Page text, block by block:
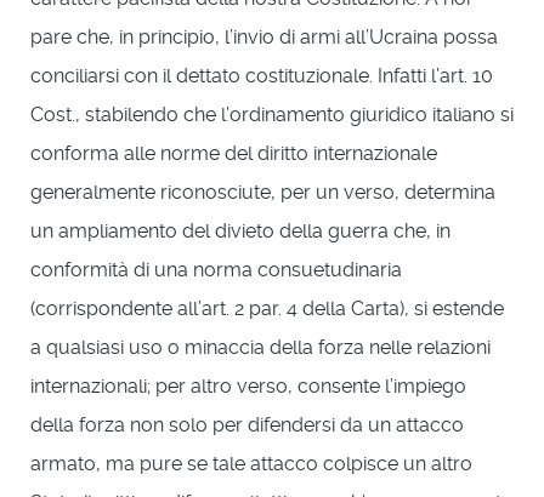
pare che, in principio, l’invio di armi all’Ucraina possa
conciliarsi con il dettato costituzionale. Infatti l’art. 10
Cost., stabilendo che l’ordinamento giuridico italiano si
conforma alle norme del diritto internazionale
generalmente riconosciute, per un verso, determina
un ampliamento del divieto della guerra che, in
conformità di una norma consuetudinaria
(corrispondente all’art. 2 par. 4 della Carta), si estende
a qualsiasi uso o minaccia della forza nelle relazioni
internazionali; per altro verso, consente l’impiego
della forza non solo per difendersi da un attacco
armato, ma pure se tale attacco colpisce un altro